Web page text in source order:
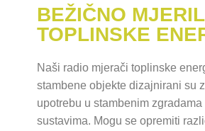
BEŽIČNO
TOPLINSKE
Naši radio mjerači toplinske
stambene objekte dizajnirani su
upotrebu u stambenim
sustavima. Mogu se opremiti